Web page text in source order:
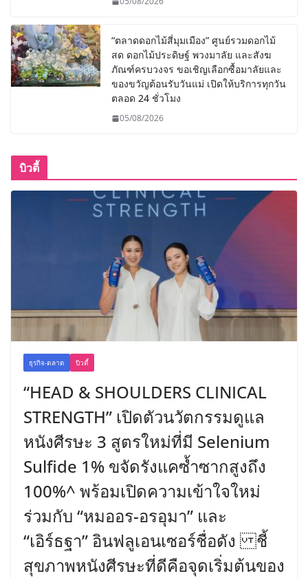
“ตลาดดอกไม้สี่มุมเมือง” ศูนย์รวมดอกไม้
สด ดอกไม้ประดิษฐ์ พวงมาลัย และสังฆ
ภัณฑ์ครบวงจร ขอเชิญเลือกซื้อมาลัยและ
ของขวัญต้อนรับวันแม่ เปิดให้บริการทุกวัน
ตลอด 24 ชั่วโมง
05/08/2026
บิวตี้
ธุรกิจ-ตลาด บิวตี้
“HEAD & SHOULDERS CLINICAL
STRENGTH” เปิดตัวนวัตกรรมดูแล
หนังศีรษะ 3 สูตรใหม่ที่มี Selenium
Sulfide 1% ขจัดรังแคซ้ำซากสูงถึง
100%^ พร้อมเปิดความเข้าใจใหม่
ร่วมกับ “หมออร-อรอุมา” และ
“เอิร์ธฐา” อินฟลูเอนเซอร์ชื่อดัง ชี้
สุขภาพหนังศีรษะที่ดีคือจุดเริ่มต้นของ